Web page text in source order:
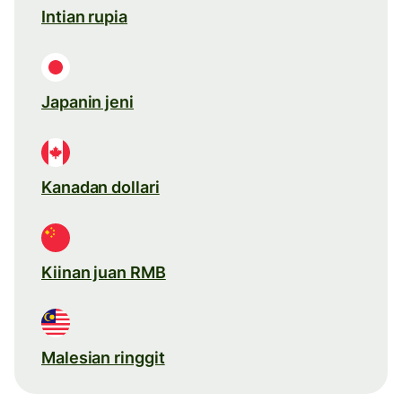
Intian rupia
Japanin jeni
Kanadan dollari
Kiinan juan RMB
Malesian ringgit